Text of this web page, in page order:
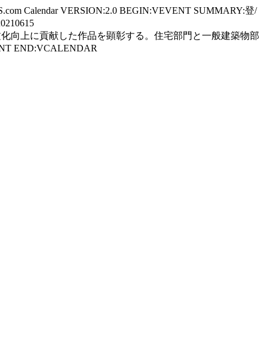
Calendar VERSION:2.0 BEGIN:VEVENT SUMMARY:登/
化向上に貢献した作品を顕彰する。住宅部門と一般建築物部
END:VCALENDAR